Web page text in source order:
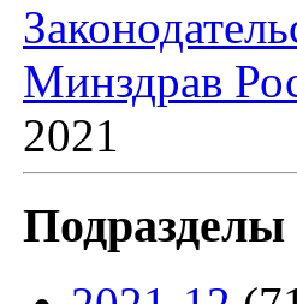
Минздрав
2021
Подразделы